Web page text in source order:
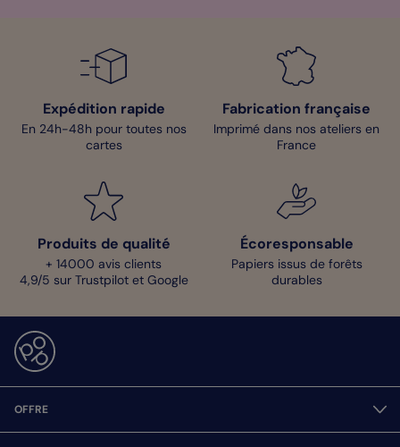
Expédition rapide
En 24h-48h pour toutes nos
cartes
Fabrication française
Imprimé dans nos ateliers en
France
Produits de qualité
+ 14000 avis clients
4,9/5 sur Trustpilot et Google
Écoresponsable
Papiers issus de forêts
durables
OFFRE